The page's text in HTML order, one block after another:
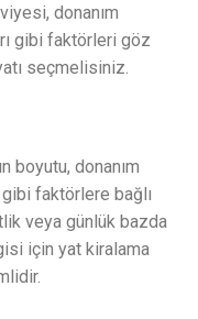
donanım
gibi faktörleri göz
seçmelisiniz.
boyutu, donanım
faktörlere bağlı
veya günlük bazda
için yat kiralama